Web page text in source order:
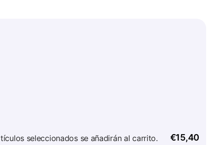
seleccionados se añadirán al carrito. €15,40